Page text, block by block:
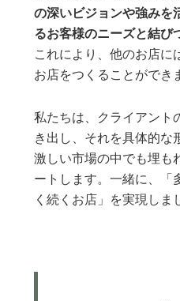
の深いビジョンや強みを
るお客様のニーズと結び
これにより、他のお店に
お店をつくることができ
私たちは、クライアント
き出し、それを具体的な
激しい市場の中でも埋も
ートします。一緒に、「
く続くお店」を実現しま